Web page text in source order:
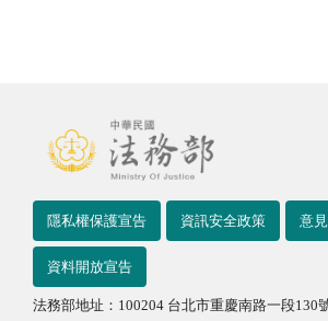
隱私權保護宣告 資訊安全政策 意
資料開放宣告
法務部地址：100204 台北市重慶南路一段